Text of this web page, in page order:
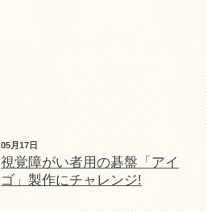
05月17日
視覚障がい者用の碁盤「アイ
ゴ」製作にチャレンジ!